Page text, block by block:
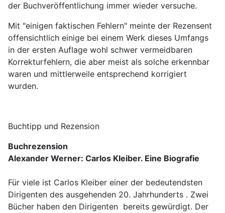
der Buchveröffentlichung immer wieder versuche.
Mit "einigen faktischen Fehlern" meinte der Rezensent
offensichtlich einige bei einem Werk dieses Umfangs
in der ersten Auflage wohl schwer vermeidbaren
Korrekturfehlern, die aber meist als solche erkennbar
waren und mittlerweile entsprechend korrigiert
wurden.
Buchtipp und Rezension
Buchrezension
Alexander Werner: Carlos Kleiber. Eine Biografie
Für viele ist Carlos Kleiber einer der bedeutendsten
Dirigenten des ausgehenden 20. Jahrhunderts . Zwei
Bücher haben den Dirigenten bereits gewürdigt. Der